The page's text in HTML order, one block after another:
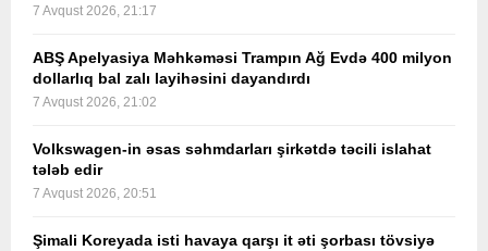
7 Avqust 2026, 21:17
ABŞ Apelyasiya Məhkəməsi Trampın Ağ Evdə 400 milyon
dollarlıq bal zalı layihəsini dayandırdı
7 Avqust 2026, 21:02
Volkswagen-in əsas səhmdarları şirkətdə təcili islahat
tələb edir
7 Avqust 2026, 20:51
Şimali Koreyada isti havaya qarşı it əti şorbası tövsiyə